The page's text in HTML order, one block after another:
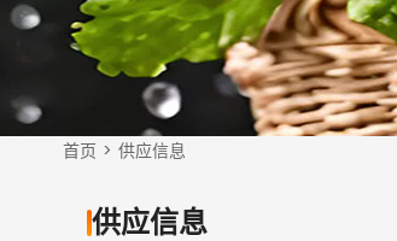
首页 > 供应信息
供应信息